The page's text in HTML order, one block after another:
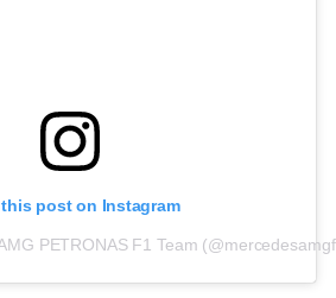
this post on Instagram
PETRONAS F1 Team